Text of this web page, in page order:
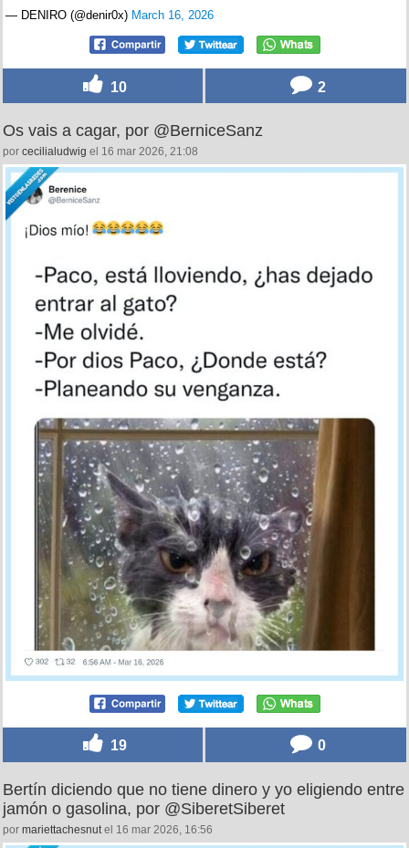
— DENIRO (@denir0x) March 16, 2026
10 2
Os vais a cagar, por @BerniceSanz
por cecilialudwig el 16 mar 2026, 21:08
19 0
Bertín diciendo que no tiene dinero y yo eligiendo entre
jamón o gasolina, por @SiberetSiberet
por mariettachesnut el 16 mar 2026, 16:56